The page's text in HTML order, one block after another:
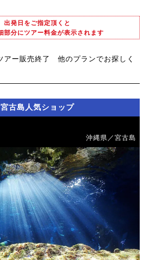
出発日をご指定頂くと
部分にツアー料金が表示されます
アー販売終了 他のプランでお探しく
宮古島人気ショップ
沖縄県／宮古島